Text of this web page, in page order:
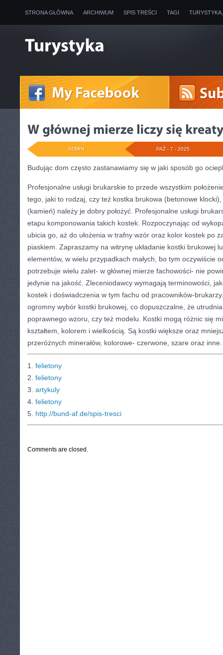
STRONA GŁÓWNA ARCHIWUM SPIS TREŚCI TAGI
PAŹ - 7 - 2025
ADMIN
Budując dom często zastanawiamy się w jaki sposób go
Profesjonalne usługi brukarskie to przede wszystkim
tego, jaki to rodzaj, czy też kostka brukowa (betonowe
(kamień) należy je dobry położyć. Profesjonalne usługi
etapu komponowania takich kostek. Rozpoczynając od
ubicia go, aż do ułożenia w trafny wzór oraz kolor kostek po
piaskiem. Zapraszamy na witrynę układanie kostki brukowej
elementów, w wielu przypadkach małych, bo tym oczywiście
potrzebuje wielu zalet- w głównej mierze fachowości- nie
jedynie na jakość. Zleceniodawcy wymagają terminowości,
kostek i doświadczenia w tym fachu od pracowników-
ogromny wybór kostki brukowej, co dopuszczalne, że
poprawnego wzoru, czy też modelu. Kostki mogą różnic się
kształtem, kolorem i wielkością. Są kostki większe oraz
przeróżnych minerałów, kolorowe- czerwone, szare oraz inne.
1. felietony
2. felietony
3. artykuly
4. felietony
5. http://bund-af.de/spis-tresci
Comments are closed.